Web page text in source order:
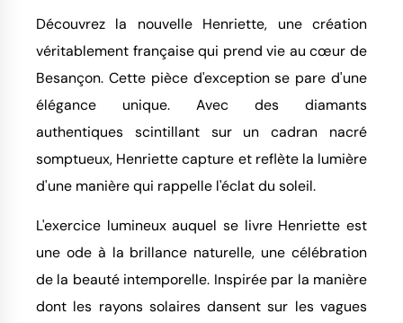
Découvrez la nouvelle Henriette, une création
véritablement française qui prend vie au cœur de
Besançon. Cette pièce d'exception se pare d'une
élégance unique. Avec des diamants
authentiques scintillant sur un cadran nacré
somptueux, Henriette capture et reflète la lumière
d'une manière qui rappelle l'éclat du soleil.
L'exercice lumineux auquel se livre Henriette est
une ode à la brillance naturelle, une célébration
de la beauté intemporelle. Inspirée par la manière
dont les rayons solaires dansent sur les vagues